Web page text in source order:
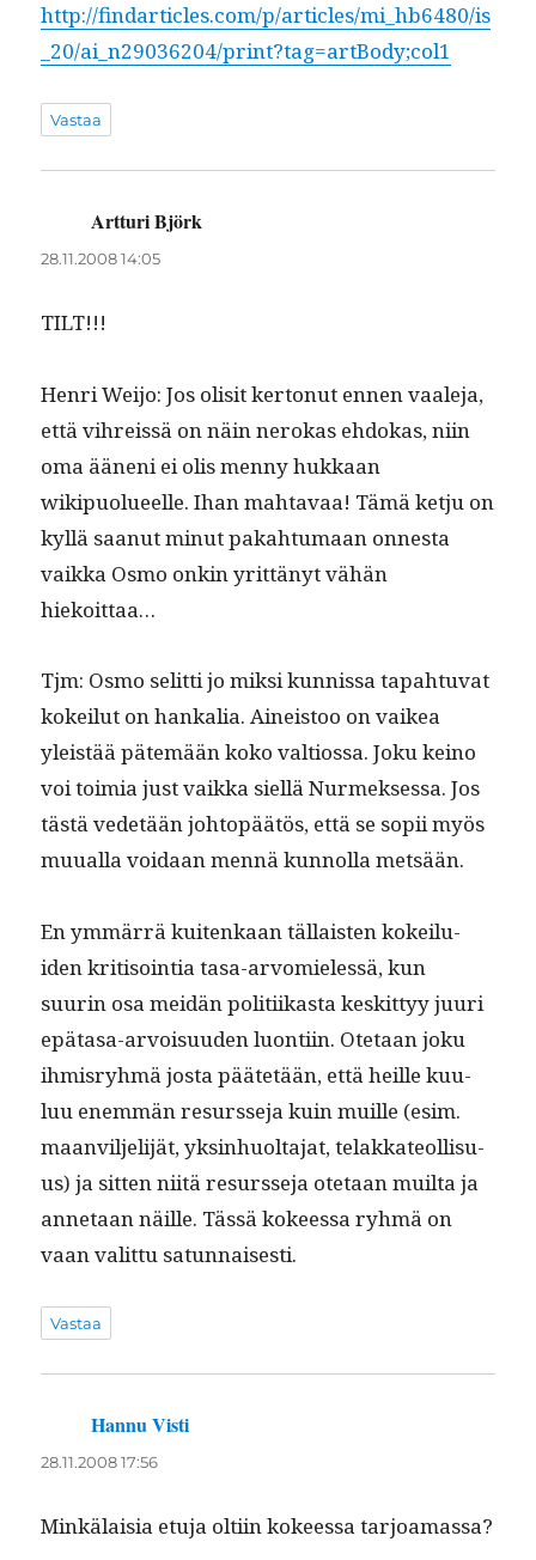
http://findarticles.com/p/articles/mi_hb6480/is
_20/ai_n29036204/print?tag=artBody;col1
Vastaa
Artturi Björk
28.11.2008 14:05
TILT!!!
Hen­ri Wei­jo: Jos olisit ker­tonut ennen vaale­ja,
että vihreis­sä on näin nerokas ehdokas, niin
oma ääneni ei olis men­ny hukkaan
wikipuolueelle. Ihan mah­tavaa! Tämä ketju on
kyl­lä saanut min­ut pakah­tu­maan onnes­ta
vaik­ka Osmo onkin yrit­tänyt vähän
hiekoittaa…
Tjm: Osmo selit­ti jo mik­si kun­nis­sa tapah­tu­vat
kokeilut on han­kalia. Aineis­too on vaikea
yleistää pätemään koko val­tios­sa. Joku keino
voi toimia just vaik­ka siel­lä Nurmek­ses­sa. Jos
tästä vede­tään johtopäätös, että se sopii myös
muual­la voidaan men­nä kun­nol­la metsään.
En ymmär­rä kuitenkaan täl­lais­ten kokeilu­
iden kri­ti­soin­tia tasa-arvom­ielessä, kun
suurin osa mei­dän poli­ti­ikas­ta keskit­tyy juuri
epä­tasa-arvoisu­u­den luon­ti­in. Ote­taan joku
ihmis­ryh­mä jos­ta päätetään, että heille kuu­
luu enem­män resursse­ja kuin muille (esim.
maanvil­jeli­jät, yksin­huolta­jat, telakka­te­ol­lisu­
us) ja sit­ten niitä resursse­ja ote­taan muil­ta ja
annetaan näille. Tässä kokeessa ryh­mä on
vaan valit­tu satunnaisesti.
Vastaa
Hannu Visti
28.11.2008 17:56
Minkälaisia etu­ja olti­in kokeessa tarjoamassa?